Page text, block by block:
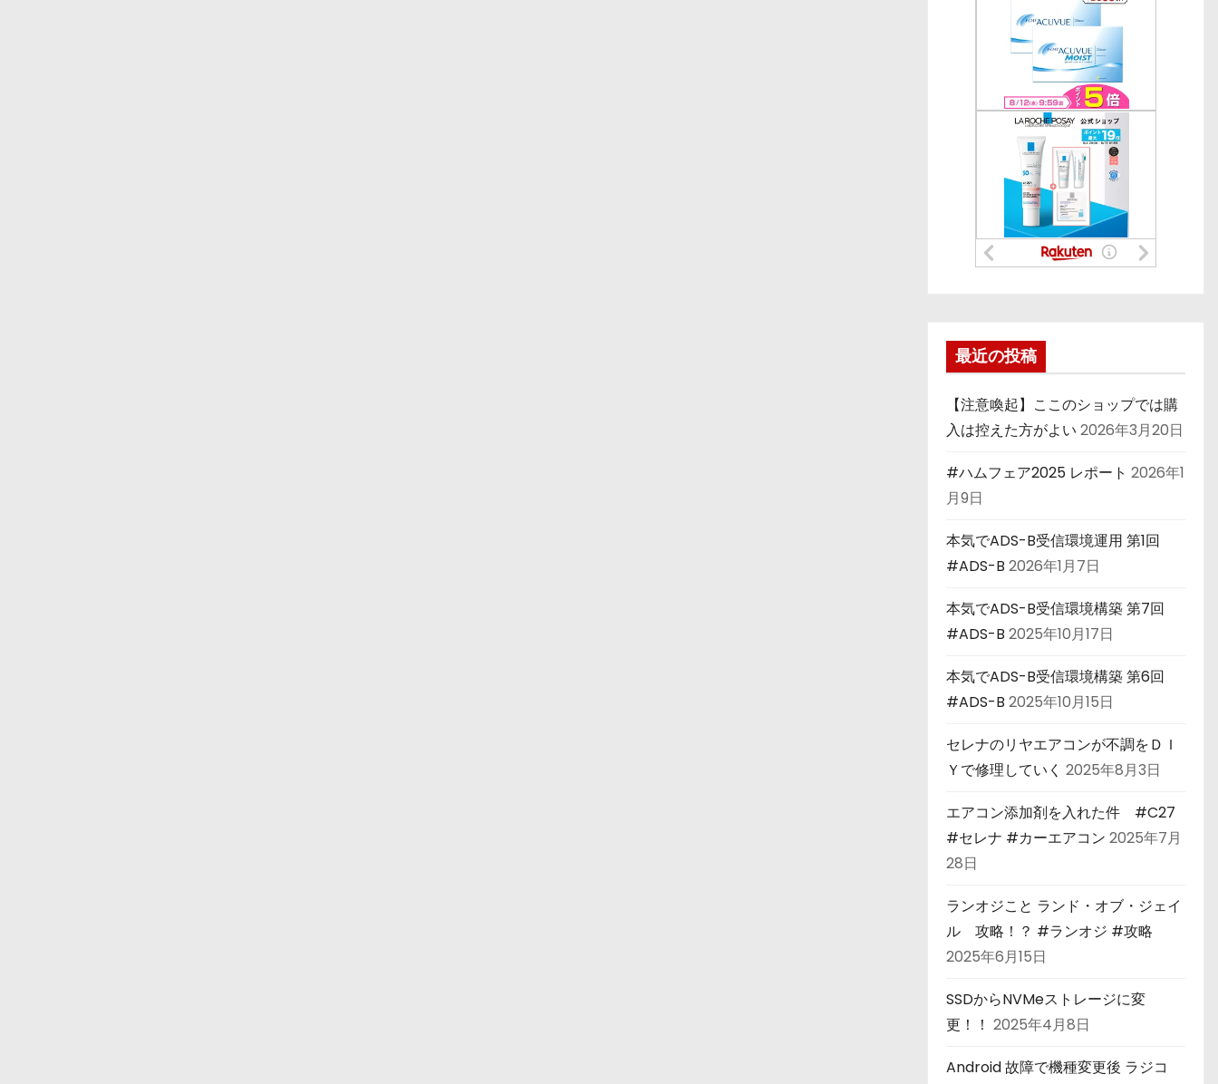
最近の投稿
【注意喚起】ここのショップでは購
入は控えた方がよい 2026年3月20日
#ハムフェア2025 レポート 2026年1
月9日
本気でADS-B受信環境運用 第1回
#ADS-B 2026年1月7日
本気でADS-B受信環境構築 第7回
#ADS-B 2025年10月17日
本気でADS-B受信環境構築 第6回
#ADS-B 2025年10月15日
セレナのリヤエアコンが不調をＤＩ
Ｙで修理していく 2025年8月3日
エアコン添加剤を入れた件 #C27
#セレナ #カーエアコン 2025年7月
28日
ランオジこと ランド・オブ・ジェイ
ル 攻略！？ #ランオジ #攻略
2025年6月15日
SSDからNVMeストレージに変
更！！ 2025年4月8日
Android 故障で機種変更後 ラジコ